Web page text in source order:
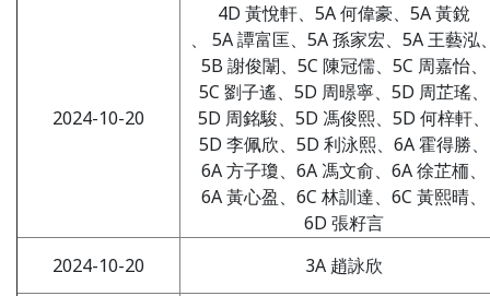
2024-10-20
4D 黃悅軒、5A 何偉豪、5A 黃銳
、 5A 譚富匡、5A 孫家宏、5A 王藝泓
5B 謝俊闈、5C 陳冠儒、5C 周嘉怡、
5C 劉子遙、5D 周暻寧、5D 周芷瑤、
5D 周銘駿、5D 馮俊熙、5D 何梓軒、
5D 李佩欣、5D 利泳熙、6A 霍得勝、
6A 方子瓊、6A 馮文俞、6A 徐芷栭、
6A 黃心盈、6C 林訓達、6C 黃熙晴、
6D 張籽言
2024-10-20
3A 趙詠欣